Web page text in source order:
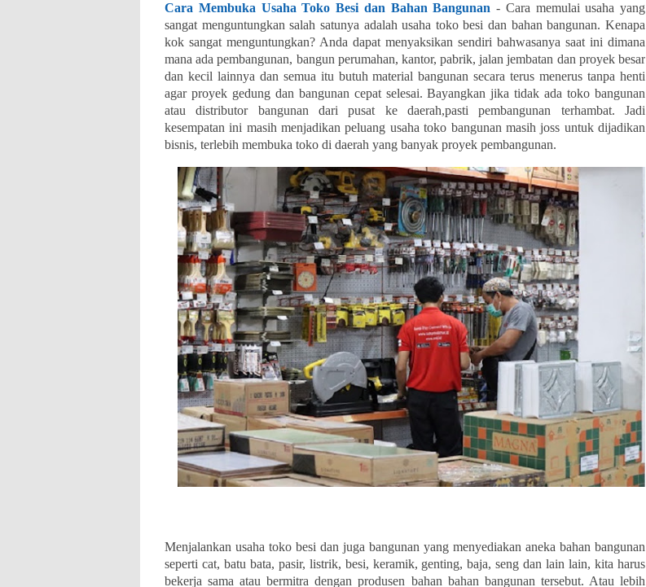
Cara Membuka Usaha Toko Besi dan Bahan Bangunan - Cara memulai usaha yang
sangat menguntungkan salah satunya adalah usaha toko besi dan bahan bangunan. Kenapa
kok sangat menguntungkan? Anda dapat menyaksikan sendiri bahwasanya saat ini dimana
mana ada pembangunan, bangun perumahan, kantor, pabrik, jalan jembatan dan proyek besar
dan kecil lainnya dan semua itu butuh material bangunan secara terus menerus tanpa henti
agar proyek gedung dan bangunan cepat selesai. Bayangkan jika tidak ada toko bangunan
atau distributor bangunan dari pusat ke daerah,pasti pembangunan terhambat. Jadi
kesempatan ini masih menjadikan peluang usaha toko bangunan masih joss untuk dijadikan
bisnis, terlebih membuka toko di daerah yang banyak proyek pembangunan.
Menjalankan usaha toko besi dan juga bangunan yang menyediakan aneka bahan bangunan
seperti cat, batu bata, pasir, listrik, besi, keramik, genting, baja, seng dan lain lain, kita harus
bekerja sama atau bermitra dengan produsen bahan bahan bangunan tersebut. Atau lebih